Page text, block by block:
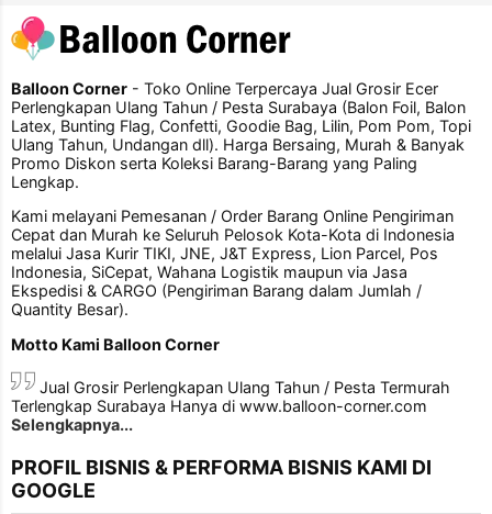
Balloon Corner - Toko Online Terpercaya Jual Grosir Ecer
Perlengkapan Ulang Tahun / Pesta Surabaya (Balon Foil, Balon
Latex, Bunting Flag, Confetti, Goodie Bag, Lilin, Pom Pom, Topi
Ulang Tahun, Undangan dll). Harga Bersaing, Murah & Banyak
Promo Diskon serta Koleksi Barang-Barang yang Paling
Lengkap.
Kami melayani Pemesanan / Order Barang Online Pengiriman
Cepat dan Murah ke Seluruh Pelosok Kota-Kota di Indonesia
melalui Jasa Kurir TIKI, JNE, J&T Express, Lion Parcel, Pos
Indonesia, SiCepat, Wahana Logistik maupun via Jasa
Ekspedisi & CARGO (Pengiriman Barang dalam Jumlah /
Quantity Besar).
Motto Kami Balloon Corner
Jual Grosir Perlengkapan Ulang Tahun / Pesta Termurah
Terlengkap Surabaya Hanya di www.balloon-corner.com
Selengkapnya...
PROFIL BISNIS & PERFORMA BISNIS KAMI DI
GOOGLE